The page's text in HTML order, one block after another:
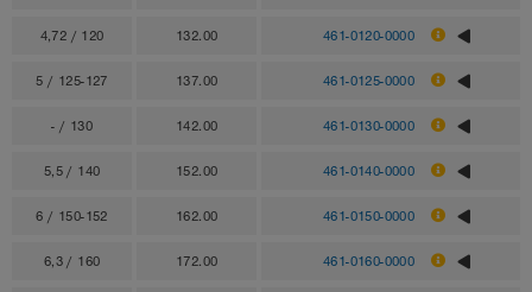
4,72 / 120 132.00 461-0120-0000
5 / 125-127 137.00 461-0125-0000
- / 130 142.00 461-0130-0000
5,5 / 140 152.00 461-0140-0000
6 / 150-152 162.00 461-0150-0000
6,3 / 160 172.00 461-0160-0000